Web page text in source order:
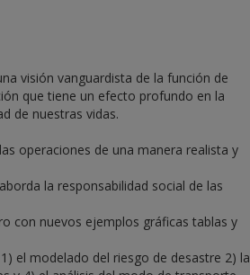
visión vanguardista de la función de
que tiene un efecto profundo en la
de nuestras vidas.
operaciones de una manera realista y
la responsabilidad social de las
con nuevos ejemplos gráficas tablas y
el modelado del riesgo de desastre 2) la